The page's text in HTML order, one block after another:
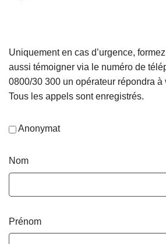
Uniquement en cas d’urgence,
aussi témoigner via le numéro de
0800/30 300 un opérateur répondra à
Tous les appels sont enregistrés.
Anonymat
Nom
Prénom